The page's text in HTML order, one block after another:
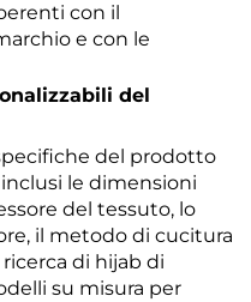
con il
e con le
del
del prodotto
le dimensioni
del tessuto, lo
il metodo di cucitura
di hijab di
su misura per